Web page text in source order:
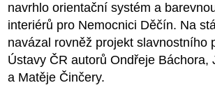
navrhlo orientační systém a
interiérů pro Nemocnici Děčín. Na
navázal rovněž projekt slavnostního
Ústavy ČR autorů Ondřeje Báchora,
a Matěje Činčery.